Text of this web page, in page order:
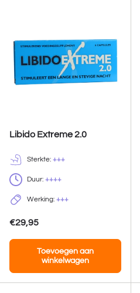
Libido Extreme 2.0
Sterkte: +++
Duur: ++++
Werking: +++
€29,95
Toevoegen aan
winkelwagen